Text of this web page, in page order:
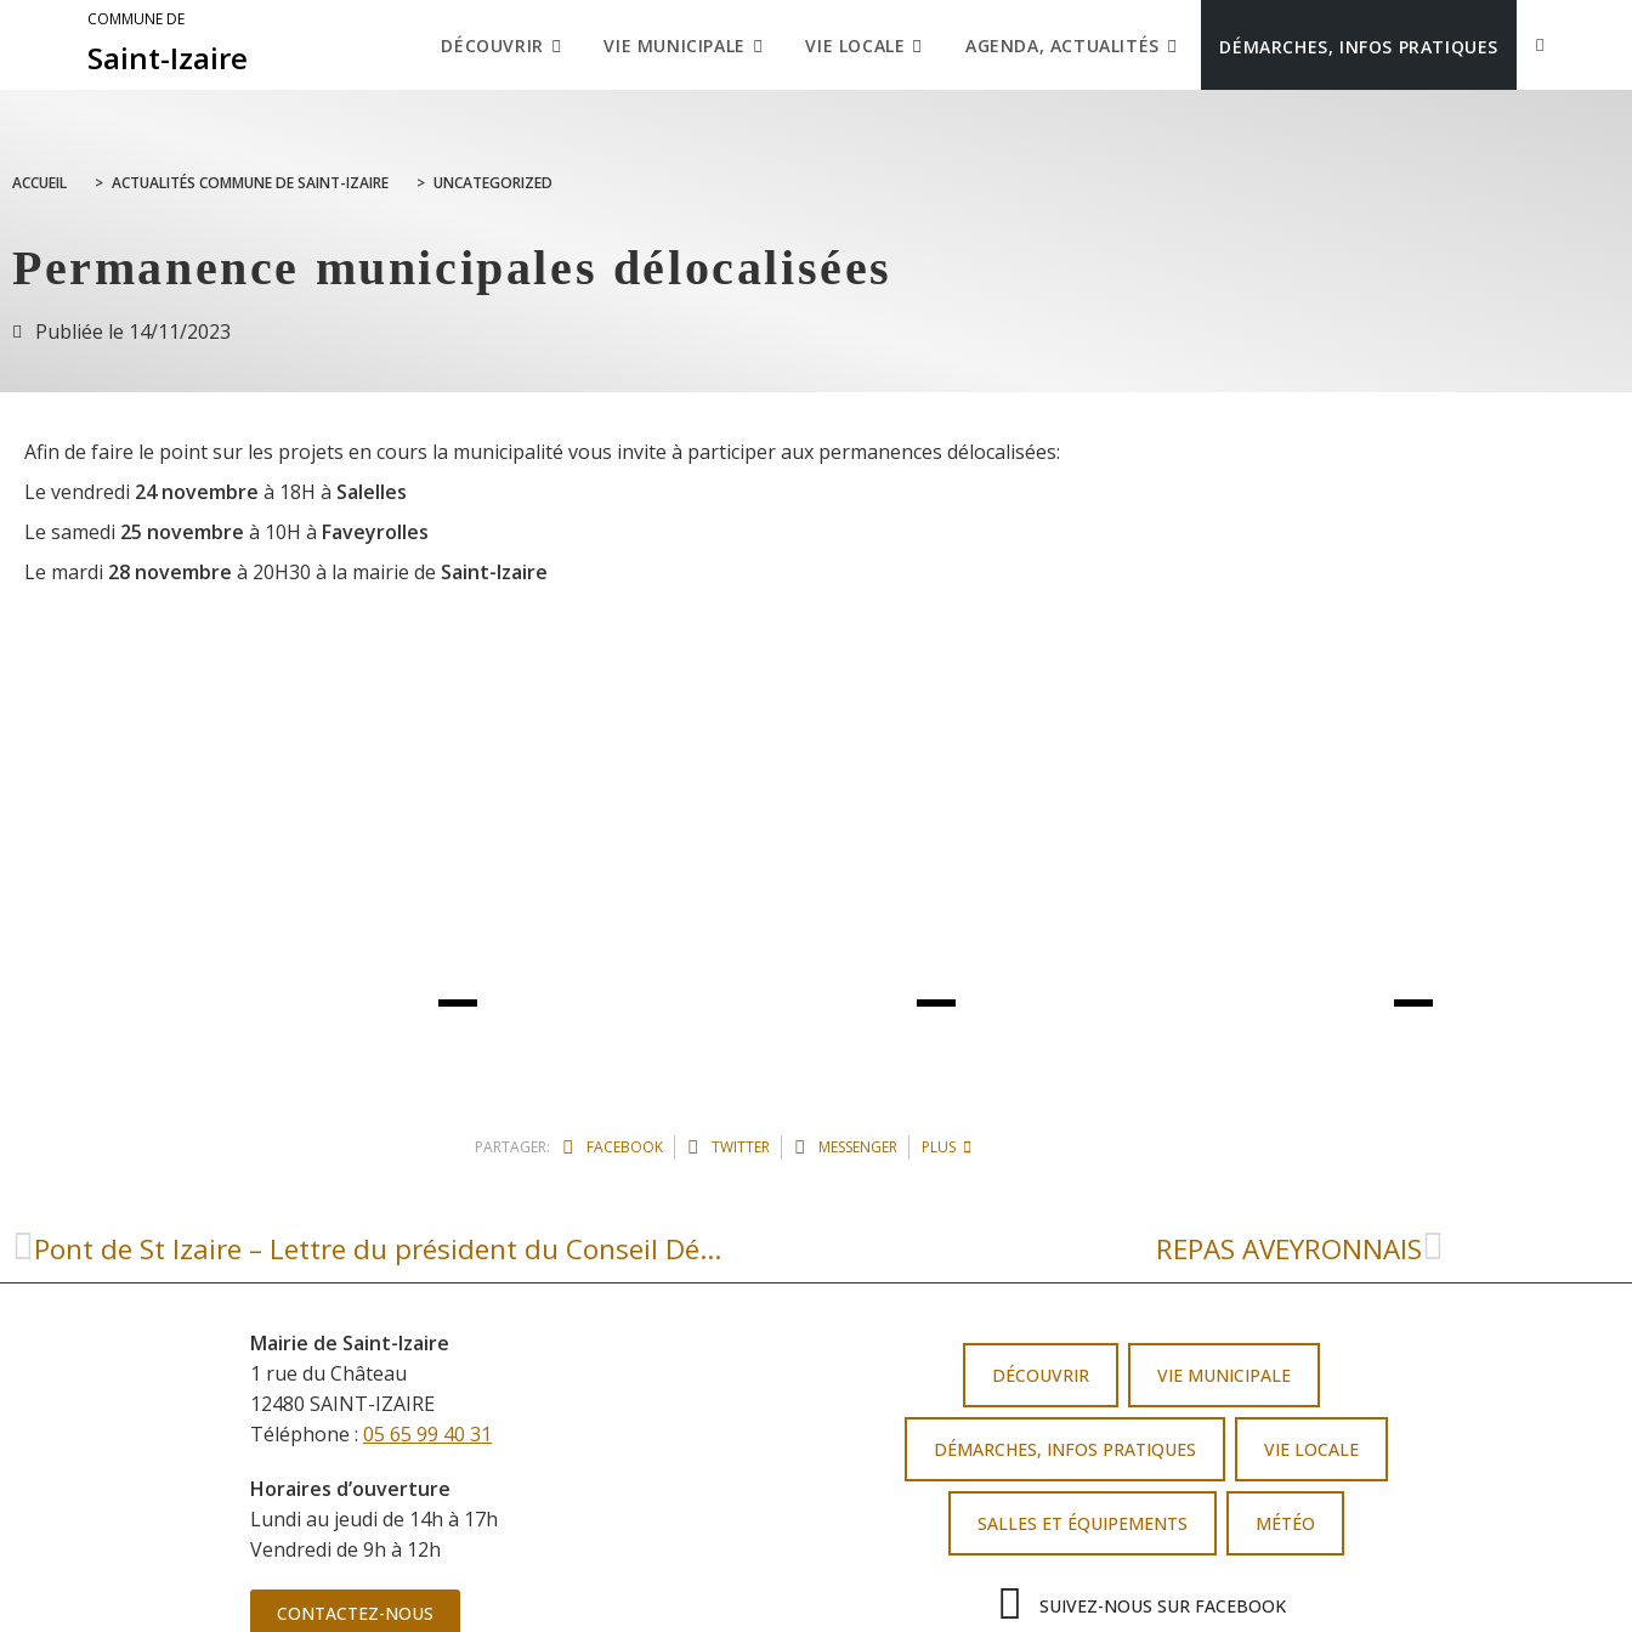
COMMUNE DE
Saint-Izaire DÉCOUVRIR VIE MUNICIPALE VIE LOCALE AGENDA, ACTUALITÉS DÉMARCHES, INFOS PRATIQUES
ACCUEIL > ACTUALITÉS COMMUNE DE SAINT-IZAIRE > UNCATEGORIZED
Permanence municipales délocalisées
Publiée le 14/11/2023
Afin de faire le point sur les projets en cours la municipalité vous invite à participer aux permanences délocalisées:
Le vendredi 24 novembre à 18H à Salelles
Le samedi 25 novembre à 10H à Faveyrolles
Le mardi 28 novembre à 20H30 à la mairie de Saint-Izaire
PARTAGER: FACEBOOK TWITTER MESSENGER PLUS
Pont de St Izaire – Lettre du président du Conseil Départemental REPAS AVEYRONNAIS
Mairie de Saint-Izaire
1 rue du Château
12480 SAINT-IZAIRE
Téléphone : 05 65 99 40 31
Horaires d’ouverture
Lundi au jeudi de 14h à 17h
Vendredi de 9h à 12h
CONTACTEZ-NOUS
DÉCOUVRIR VIE MUNICIPALE
DÉMARCHES, INFOS PRATIQUES VIE LOCALE
SALLES ET ÉQUIPEMENTS MÉTÉO
SUIVEZ-NOUS SUR FACEBOOK